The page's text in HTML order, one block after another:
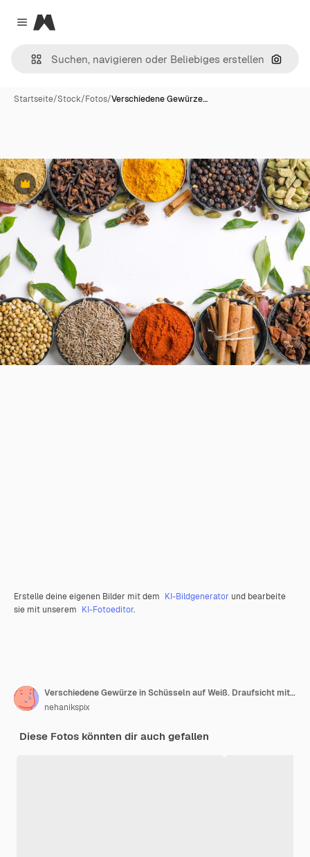
Close menu
Magnific
Nach
Startseite/Stock/Fotos/Verschiedene Gewürze…
Premium
Erstelle deine eigenen Bilder mit dem KI-Bildgenerator und bearbeite
sie mit unserem KI-Fotoeditor.
Verschiedene Gewürze in Schüsseln auf Weiß. Draufsicht mit Kopienraum.
nehanikspix
Diese Fotos könnten dir auch gefallen